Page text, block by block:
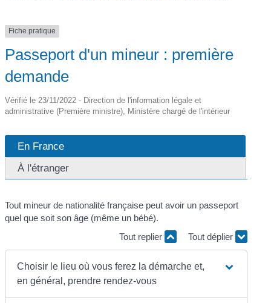
Fiche pratique
Passeport d'un mineur : première
demande
Vérifié le 23/11/2022 - Direction de l'information légale et
administrative (Première ministre), Ministère chargé de l'intérieur
En France
À l'étranger
Tout mineur de nationalité française peut avoir un passeport
quel que soit son âge (même un bébé).
Tout replier
Tout déplier
Choisir le lieu où vous ferez la démarche et,
en général, prendre rendez-vous